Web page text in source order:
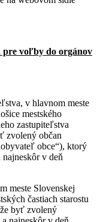
pre voľby do orgánov
v hlavnom meste
mestského
zastupiteľstva
zvolený občan
obce“), ktorý
v deň
meste Slovenskej
častiach starostu
byť zvolený